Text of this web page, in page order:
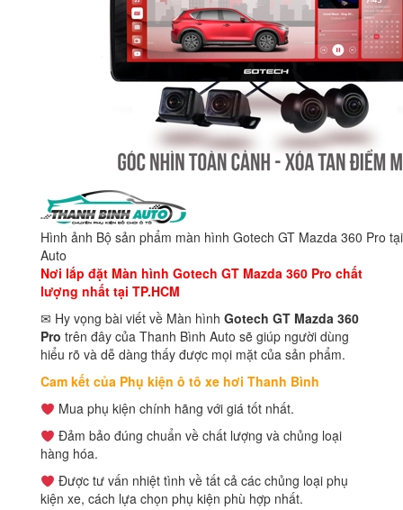
Hình ảnh Bộ sản phẩm màn hình Gotech GT Mazda 360 Pro
Auto
Nơi lắp đặt Màn hình Gotech GT Mazda 360 Pro chất
lượng nhất tại TP.HCM
✉ Hy vọng bài viết về Màn hình Gotech GT Mazda 360
Pro trên đây của Thanh Bình Auto sẽ giúp người dùng
hiểu rõ và dễ dàng thấy được mọi mặt của sản phẩm.
Cam kết của Phụ kiện ô tô xe hơi Thanh Bình
Mua phụ kiện chính hãng với giá tốt nhất.
Đảm bảo đúng chuẩn về chất lượng và chủng loại
hàng hóa.
Được tư vấn nhiệt tình về tất cả các chủng loại phụ
kiện xe, cách lựa chọn phụ kiện phù hợp nhất.